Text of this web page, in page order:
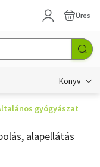
Üres
Könyv
gyógyászat
alapellátás